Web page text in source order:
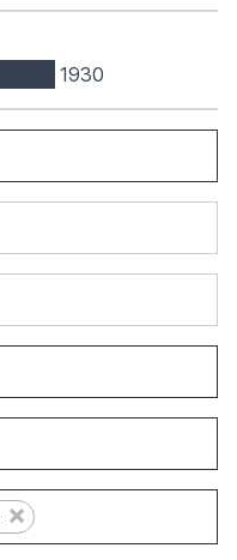
1930
×